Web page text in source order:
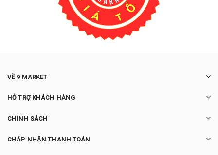
VỀ 9 MARKET
HỖ TRỢ KHÁCH HÀNG
CHÍNH SÁCH
CHẤP NHẬN THANH TOÁN